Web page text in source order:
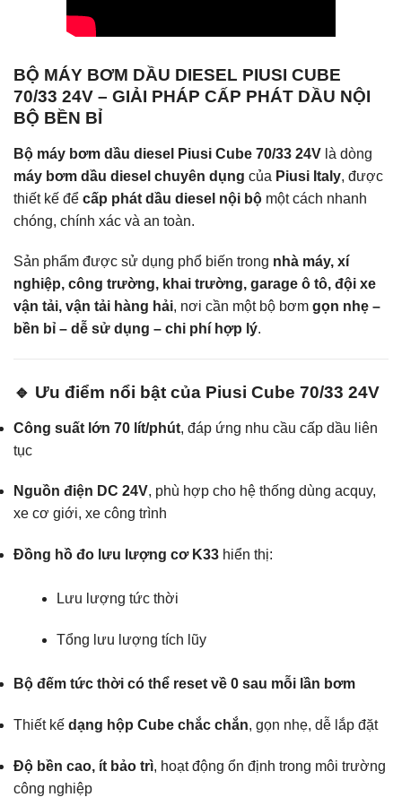
BỘ MÁY BƠM DẦU DIESEL PIUSI CUBE
70/33 24V – GIẢI PHÁP CẤP PHÁT DẦU NỘI
BỘ BỀN BỈ
Bộ máy bơm dầu diesel Piusi Cube 70/33 24V là dòng
máy bơm dầu diesel chuyên dụng của Piusi Italy, được
thiết kế để cấp phát dầu diesel nội bộ một cách nhanh
chóng, chính xác và an toàn.
Sản phẩm được sử dụng phổ biến trong nhà máy, xí
nghiệp, công trường, khai trường, garage ô tô, đội xe
vận tải, vận tải hàng hải, nơi cần một bộ bơm gọn nhẹ –
bền bỉ – dễ sử dụng – chi phí hợp lý.
🔹 Ưu điểm nổi bật của Piusi Cube 70/33 24V
Công suất lớn 70 lít/phút, đáp ứng nhu cầu cấp dầu liên
tục
Nguồn điện DC 24V, phù hợp cho hệ thống dùng acquy,
xe cơ giới, xe công trình
Đồng hồ đo lưu lượng cơ K33 hiển thị:
Lưu lượng tức thời
Tổng lưu lượng tích lũy
Bộ đếm tức thời có thể reset về 0 sau mỗi lần bơm
Thiết kế dạng hộp Cube chắc chắn, gọn nhẹ, dễ lắp đặt
Độ bền cao, ít bảo trì, hoạt động ổn định trong môi trường
công nghiệp